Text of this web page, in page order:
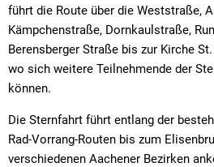
führt die Route über die Weststraße,
Kämpchenstraße, Dornkaulstraße,
Berensberger Straße bis zur Kirche
wo sich weitere Teilnehmende der
können.
Die Sternfahrt führt entlang der
Rad-Vorrang-Routen bis zum
verschiedenen Aachener Bezirken